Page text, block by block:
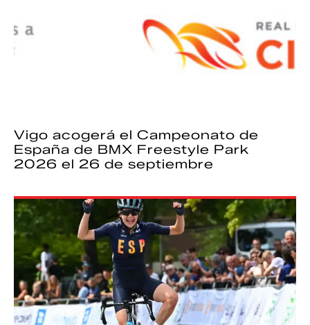
Vigo acogerá el Campeonato de
España de BMX Freestyle Park
2026 el 26 de septiembre